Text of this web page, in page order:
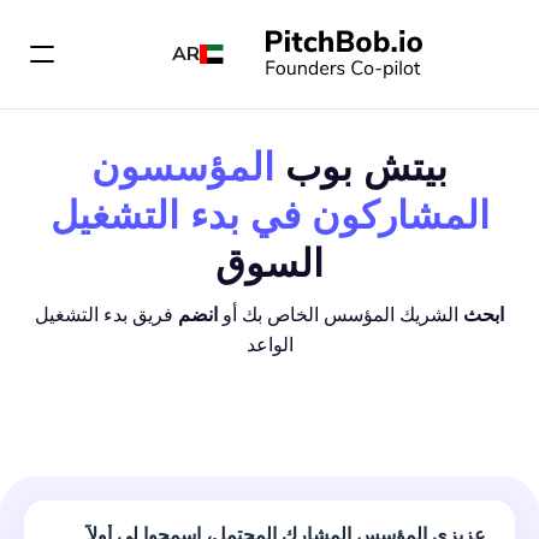
AR
بيتش بوب المؤسسون
المشاركون في بدء التشغيل
السوق
ابحث الشريك المؤسس الخاص بك أو انضم فريق بدء التشغيل
الواعد